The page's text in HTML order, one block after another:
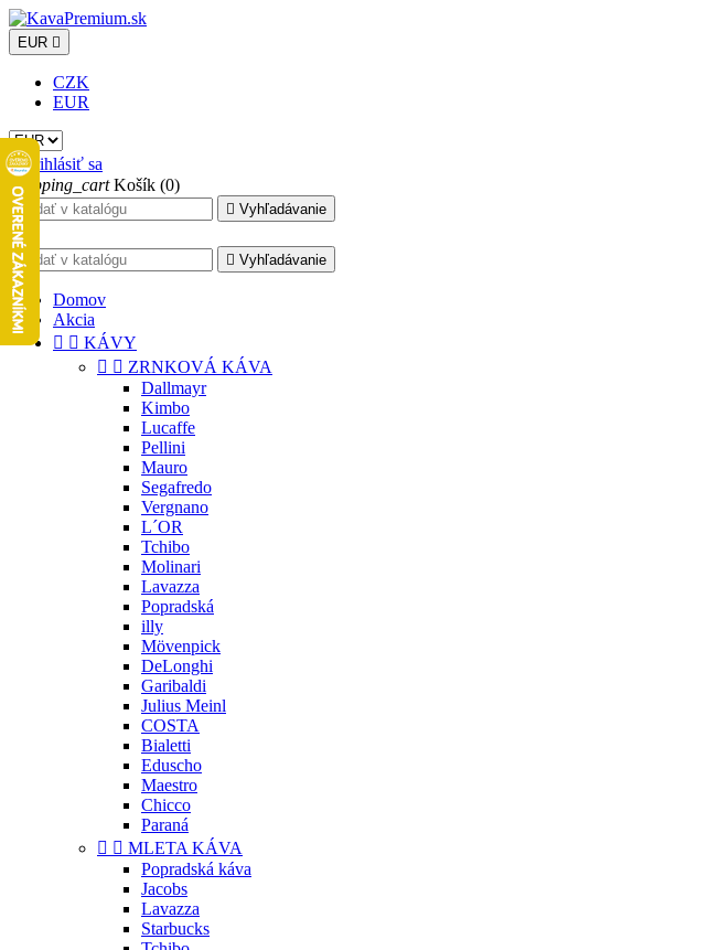
EUR 
CZK
EUR
 Prihlásiť sa
shopping_cart Košík (0)
 Vyhľadávanie

 Vyhľadávanie
Domov
Akcia
  KÁVY
  ZRNKOVÁ KÁVA
Dallmayr
Kimbo
Lucaffe
Pellini
Mauro
Segafredo
Vergnano
L´OR
Tchibo
Molinari
Lavazza
Popradská
illy
Mövenpick
DeLonghi
Garibaldi
Julius Meinl
COSTA
Bialetti
Eduscho
Maestro
Chicco
Paraná
  MLETA KÁVA
Popradská káva
Jacobs
Lavazza
Starbucks